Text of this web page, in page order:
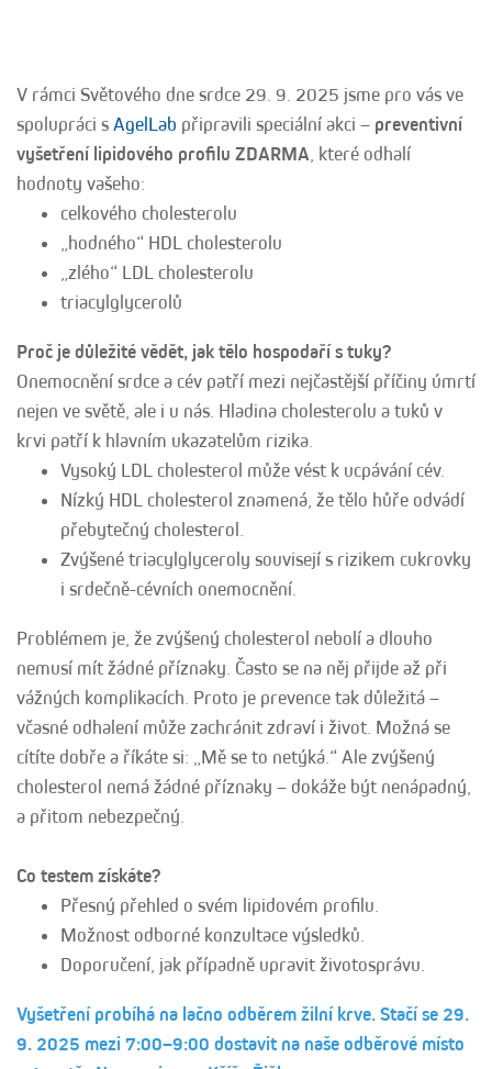
V rámci Světového dne srdce 29. 9. 2025 jsme pro vás ve
spolupráci s AgelLab připravili speciální akci – preventivní
vyšetření lipidového profilu ZDARMA, které odhalí
hodnoty vašeho:
celkového cholesterolu
„hodného“ HDL cholesterolu
„zlého“ LDL cholesterolu
triacylglycerolů
Proč je důležité vědět, jak tělo hospodaří s tuky?
Onemocnění srdce a cév patří mezi nejčastější příčiny úmrtí
nejen ve světě, ale i u nás. Hladina cholesterolu a tuků v
krvi patří k hlavním ukazatelům rizika.
Vysoký LDL cholesterol může vést k ucpávání cév.
Nízký HDL cholesterol znamená, že tělo hůře odvádí
přebytečný cholesterol.
Zvýšené triacylglyceroly souvisejí s rizikem cukrovky
i srdečně-cévních onemocnění.
Problémem je, že zvýšený cholesterol nebolí a dlouho
nemusí mít žádné příznaky. Často se na něj přijde až při
vážných komplikacích. Proto je prevence tak důležitá –
včasné odhalení může zachránit zdraví i život. Možná se
cítíte dobře a říkáte si: „Mě se to netýká.“ Ale zvýšený
cholesterol nemá žádné příznaky – dokáže být nenápadný,
a přitom nebezpečný.
Co testem získáte?
Přesný přehled o svém lipidovém profilu.
Možnost odborné konzultace výsledků.
Doporučení, jak případně upravit životosprávu.
Vyšetření probíhá na lačno odběrem žilní krve. Stačí se 29.
9. 2025 mezi 7:00–9:00 dostavit na naše odběrové místo